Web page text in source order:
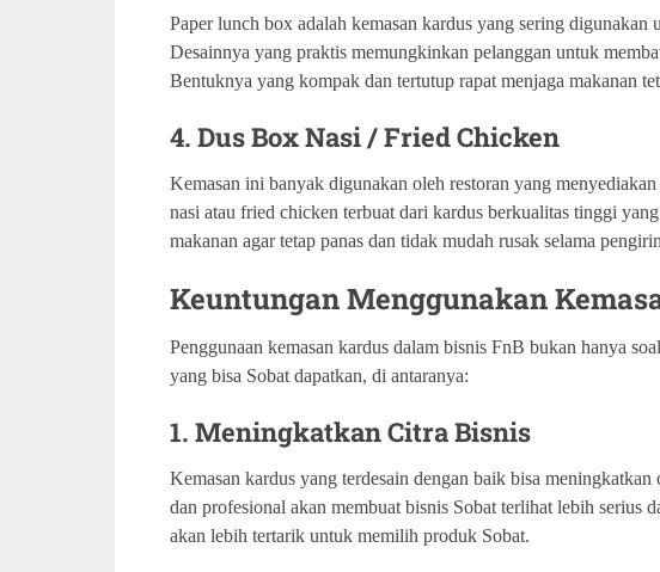
Paper lunch box adalah kemasan kardus yang sering digunakan
Desainnya yang praktis memungkinkan pelanggan untuk
Bentuknya yang kompak dan tertutup rapat menjaga makanan
4. Dus Box Nasi / Fried Chicken
Kemasan ini banyak digunakan oleh restoran yang
nasi atau fried chicken terbuat dari kardus berkualitas tinggi
makanan agar tetap panas dan tidak mudah rusak selama
Keuntungan Menggunakan
Penggunaan kemasan kardus dalam bisnis FnB bukan hanya
yang bisa Sobat dapatkan, di antaranya:
1. Meningkatkan Citra Bisnis
Kemasan kardus yang terdesain dengan baik bisa
dan profesional akan membuat bisnis Sobat terlihat lebih serius
akan lebih tertarik untuk memilih produk Sobat.